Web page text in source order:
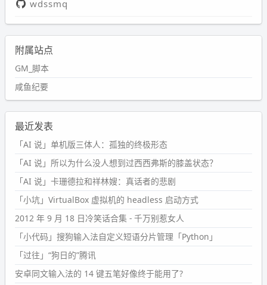
wdssmq
附属站点
GM_脚本
咸鱼纪要
最近发表
「AI 说」单机版三体人：孤独的终极形态
「AI 说」所以为什么没人想到过西西弗斯的膝盖状态？
「AI 说」卡珊德拉和祥林嫂：真话者的悲剧
「小坑」VirtualBox 虚拟机的 headless 启动方式
2012 年 9 月 18 日冷笑话合集 - 千万别惹女人
「小代码」搜狗输入法自定义短语分片管理「Python」
「过往」“狗日的”腾讯
安卓同文输入法的 14 键五笔好像终于能用了?